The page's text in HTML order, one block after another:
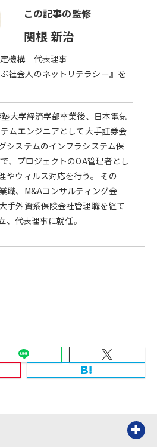
この記事の監修
関根 新治
機構 代表理事
社会人のネットリテラシー』を
大学経済学部卒業後、日本電気
ムエンジニアとして大手証券会
システムのインフラシステム保
、プロジェクトのOA管理者とし
やウィルス対応を行う。 その
職、M&Aコンサルティング会
手外資系保険会社管理職を経て
代表理事に就任。